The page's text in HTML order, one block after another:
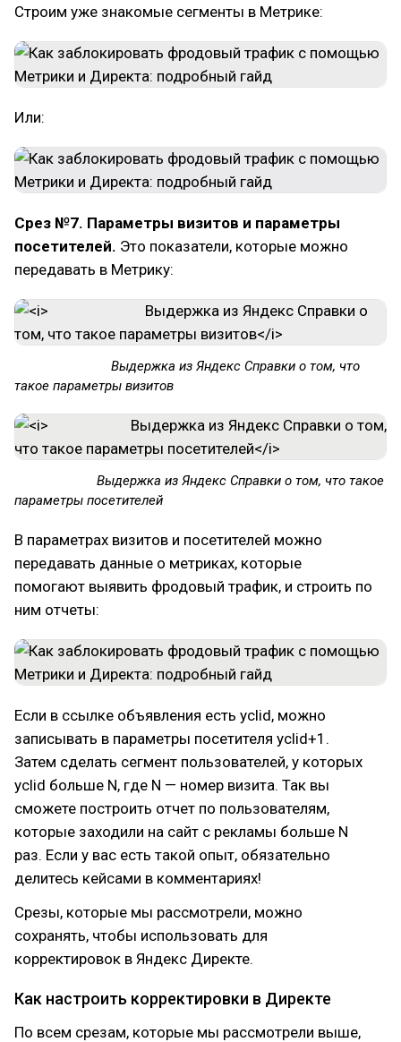
Строим уже знакомые сегменты в Метрике:
Или:
Срез №7. Параметры визитов и параметры
посетителей. Это показатели, которые можно
передавать в Метрику:
Выдержка из Яндекс Справки о том, что
такое параметры визитов
Выдержка из Яндекс Справки о том, что такое
параметры посетителей
В параметрах визитов и посетителей можно
передавать данные о метриках, которые
помогают выявить фродовый трафик, и строить по
ним отчеты:
Если в ссылке объявления есть yclid, можно
записывать в параметры посетителя yclid+1.
Затем сделать сегмент пользователей, у которых
yclid больше N, где N — номер визита. Так вы
сможете построить отчет по пользователям,
которые заходили на сайт с рекламы больше N
раз. Если у вас есть такой опыт, обязательно
делитесь кейсами в комментариях!
Срезы, которые мы рассмотрели, можно
сохранять, чтобы использовать для
корректировок в Яндекс Директе.
Как настроить корректировки в Директе
По всем срезам, которые мы рассмотрели выше,